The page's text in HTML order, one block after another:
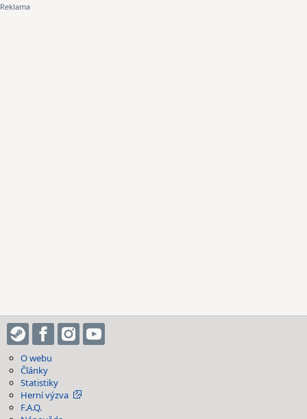
O webu
Články
Statistiky
Herní výzva
F.A.Q.